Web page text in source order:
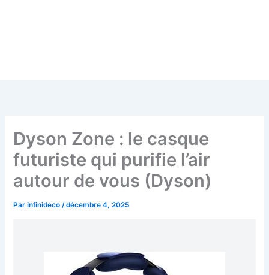
Dyson Zone : le casque
futuriste qui purifie l’air
autour de vous (Dyson)
Parinfinideco/décembre 4, 2025